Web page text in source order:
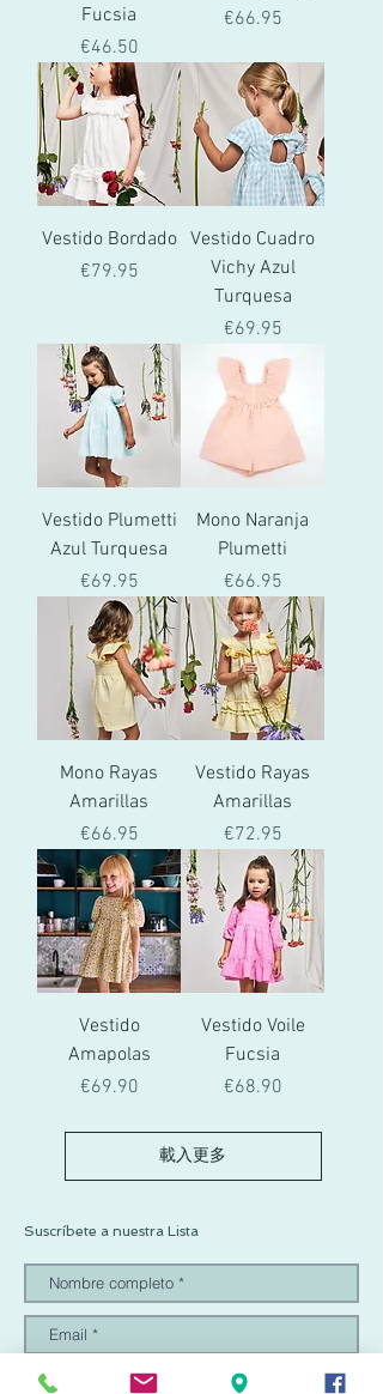
Fucsia
價格
€46.50
價格
€66.95
Vestido Bordado
價格
€79.95
Vestido Cuadro
Vichy Azul
Turquesa
價格
€69.95
Vestido Plumetti
Azul Turquesa
價格
€69.95
Mono Naranja
Plumetti
價格
€66.95
Mono Rayas
Amarillas
價格
€66.95
Vestido Rayas
Amarillas
價格
€72.95
Vestido
Amapolas
價格
€69.90
Vestido Voile
Fucsia
價格
€68.90
載入更多
Suscríbete a nuestra Lista
Acepto los términos y condiciones